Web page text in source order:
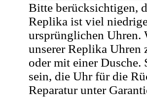
Bitte berücksichtigen,
Replika ist viel
ursprünglichen Uhren.
unserer Replika Uhren
oder mit einer
sein, die Uhr für die
Reparatur unter